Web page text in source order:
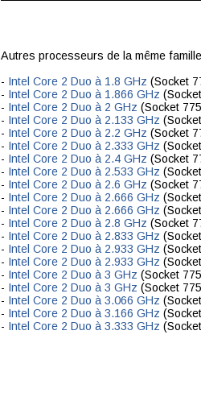
Autres processeurs de la même
- Intel Core 2 Duo à 1.8 GHz (Socket
- Intel Core 2 Duo à 1.866 GHz
- Intel Core 2 Duo à 2 GHz (Socket
- Intel Core 2 Duo à 2.133 GHz
- Intel Core 2 Duo à 2.2 GHz (Socket
- Intel Core 2 Duo à 2.333 GHz
- Intel Core 2 Duo à 2.4 GHz (Socket
- Intel Core 2 Duo à 2.533 GHz
- Intel Core 2 Duo à 2.6 GHz (Socket
- Intel Core 2 Duo à 2.666 GHz
- Intel Core 2 Duo à 2.666 GHz
- Intel Core 2 Duo à 2.8 GHz (Socket
- Intel Core 2 Duo à 2.833 GHz
- Intel Core 2 Duo à 2.933 GHz
- Intel Core 2 Duo à 2.933 GHz
- Intel Core 2 Duo à 3 GHz (Socket
- Intel Core 2 Duo à 3 GHz (Socket
- Intel Core 2 Duo à 3.066 GHz
- Intel Core 2 Duo à 3.166 GHz
- Intel Core 2 Duo à 3.333 GHz